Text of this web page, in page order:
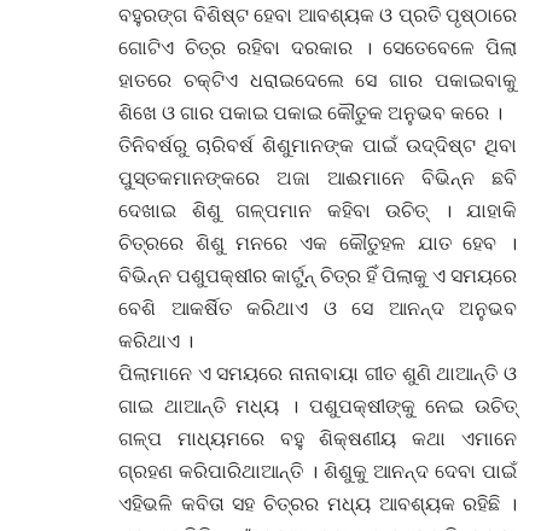
ବହୁରଙ୍ଗ ବିଶିଷ୍ଟ ହେବା ଆବଶ୍ୟକ ଓ ପ୍ରତି ପୃଷ୍ଠାରେ
ଗୋଟିଏ ଚିତ୍ର ରହିବା ଦରକାର । ସେତେବେଳେ ପିଲା
ହାତରେ ଚକ୍ଟିଏ ଧରାଇଦେଲେ ସେ ଗାର ପକାଇବାକୁ
ଶିଖେ ଓ ଗାର ପକାଇ ପକାଇ କୌତୁକ ଅନୁଭବ କରେ ।
ତିନିବର୍ଷରୁ ଚାରିବର୍ଷ ଶିଶୁମାନଙ୍କ ପାଇଁ ଉଦ୍ଦିଷ୍ଟ ଥିବା
ପୁସ୍ତକମାନଙ୍କରେ ଅଜା ଆଈମାନେ ବିଭିନ୍ନ ଛବି
ଦେଖାଇ ଶିଶୁ ଗଳ୍ପମାନ କହିବା ଉଚିତ୍ । ଯାହାକି
ଚିତ୍ରରେ ଶିଶୁ ମନରେ ଏକ କୌତୁହଳ ଯାତ ହେବ ।
ବିଭିନ୍ନ ପଶୁପକ୍ଷୀର କାର୍ଟୁନ୍ ଚିତ୍ର ହିଁ ପିଲାକୁ ଏ ସମୟରେ
ବେଶି ଆକର୍ଷିତ କରିଥାଏ ଓ ସେ ଆନନ୍ଦ ଅନୁଭବ
କରିଥାଏ ।
ପିଲାମାନେ ଏ ସମୟରେ ନାନାବାୟା ଗୀତ ଶୁଣି ଥାଆନ୍ତି ଓ
ଗାଇ ଥାଆନ୍ତି ମଧ୍ୟ । ପଶୁପକ୍ଷୀଙ୍କୁ ନେଇ ଉଚିତ୍
ଗଳ୍ପ ମାଧ୍ୟମରେ ବହୁ ଶିକ୍ଷଣୀୟ କଥା ଏମାନେ
ଗ୍ରହଣ କରିପାରିଥାଆନ୍ତି । ଶିଶୁକୁ ଆନନ୍ଦ ଦେବା ପାଇଁ
ଏହିଭଳି କବିତା ସହ ଚିତ୍ରର ମଧ୍ୟ ଆବଶ୍ୟକ ରହିଛି ।